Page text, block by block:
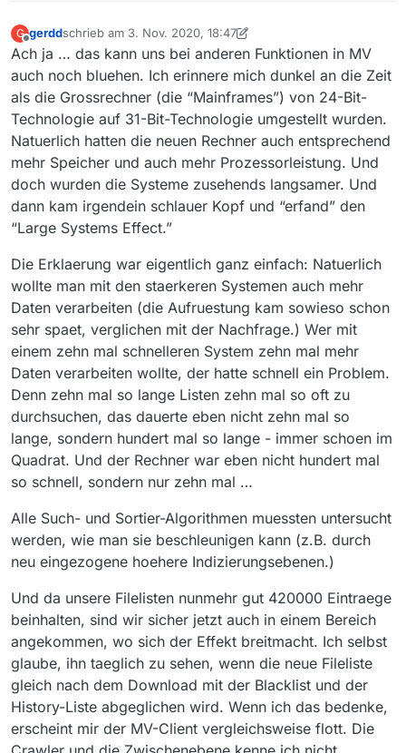
G
Offline
gerddschrieb am 3. Nov. 2020, 18:47
zuletzt editiert von gerdd 11. März 2020, 19:50
Ach ja … das kann uns bei anderen Funktionen in MV
auch noch bluehen. Ich erinnere mich dunkel an die Zeit
als die Grossrechner (die “Mainframes”) von 24-Bit-
Technologie auf 31-Bit-Technologie umgestellt wurden.
Natuerlich hatten die neuen Rechner auch entsprechend
mehr Speicher und auch mehr Prozessorleistung. Und
doch wurden die Systeme zusehends langsamer. Und
dann kam irgendein schlauer Kopf und “erfand” den
“Large Systems Effect.”
Die Erklaerung war eigentlich ganz einfach: Natuerlich
wollte man mit den staerkeren Systemen auch mehr
Daten verarbeiten (die Aufruestung kam sowieso schon
sehr spaet, verglichen mit der Nachfrage.) Wer mit
einem zehn mal schnelleren System zehn mal mehr
Daten verarbeiten wollte, der hatte schnell ein Problem.
Denn zehn mal so lange Listen zehn mal so oft zu
durchsuchen, das dauerte eben nicht zehn mal so
lange, sondern hundert mal so lange - immer schoen im
Quadrat. Und der Rechner war eben nicht hundert mal
so schnell, sondern nur zehn mal …
Alle Such- und Sortier-Algorithmen muessten untersucht
werden, wie man sie beschleunigen kann (z.B. durch
neu eingezogene hoehere Indizierungsebenen.)
Und da unsere Filelisten nunmehr gut 420000 Eintraege
beinhalten, sind wir sicher jetzt auch in einem Bereich
angekommen, wo sich der Effekt breitmacht. Ich selbst
glaube, ihn taeglich zu sehen, wenn die neue Fileliste
gleich nach dem Download mit der Blacklist und der
History-Liste abgeglichen wird. Wenn ich das bedenke,
erscheint mir der MV-Client vergleichsweise flott. Die